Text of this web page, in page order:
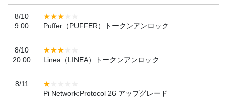
8/10
9:00
Puffer（PUFFER）トークンアンロック
8/10
20:00
Linea（LINEA）トークンアンロック
8/11
Pi Network:Protocol 26 アップグレード